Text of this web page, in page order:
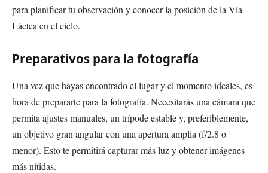
para planificar tu observación y conocer la posición de la Vía
Láctea en el cielo.
Preparativos para la fotografía
Una vez que hayas encontrado el lugar y el momento ideales, es
hora de prepararte para la fotografía. Necesitarás una cámara que
permita ajustes manuales, un trípode estable y, preferiblemente,
un objetivo gran angular con una apertura amplia (f/2.8 o
menor). Esto te permitirá capturar más luz y obtener imágenes
más nítidas.